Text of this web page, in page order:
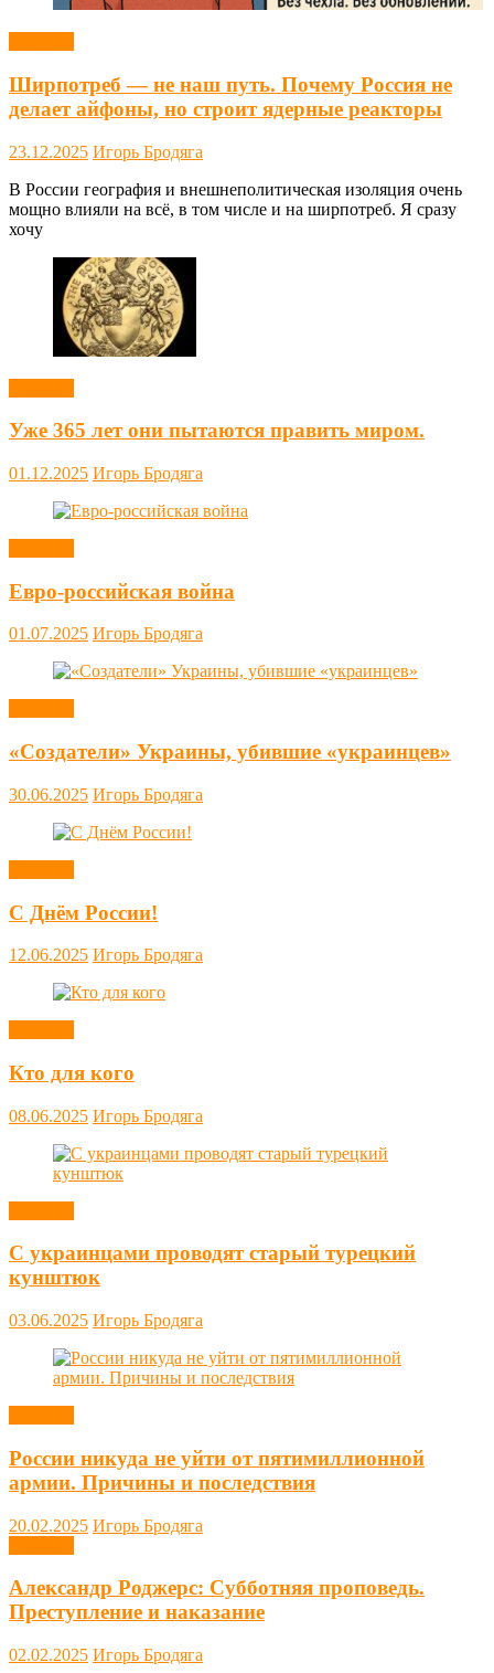
Ширпотреб — не наш путь. Почему Россия не
делает айфоны, но строит ядерные реакторы
23.12.2025 Игорь Бродяга
В России география и внешнеполитическая изоляция очень
мощно влияли на всё, в том числе и на ширпотреб. Я сразу
хочу
Уже 365 лет они пытаются править миром.
01.12.2025 Игорь Бродяга
Евро-российская война
01.07.2025 Игорь Бродяга
«Создатели» Украины, убившие «украинцев»
30.06.2025 Игорь Бродяга
С Днём России!
12.06.2025 Игорь Бродяга
Кто для кого
08.06.2025 Игорь Бродяга
С украинцами проводят старый турецкий
кунштюк
03.06.2025 Игорь Бродяга
России никуда не уйти от пятимиллионной
армии. Причины и последствия
20.02.2025 Игорь Бродяга
Александр Роджерс: Субботняя проповедь.
Преступление и наказание
02.02.2025 Игорь Бродяга